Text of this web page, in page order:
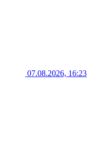
07.08.2026, 16:23